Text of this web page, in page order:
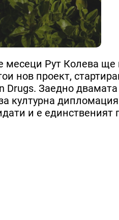
месеци Рут Колева ще
нов проект,
Drugs. Заедно
културна
и е единственият